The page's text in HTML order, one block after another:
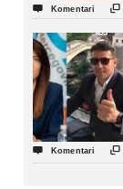
 Komentari 
 Komentari 